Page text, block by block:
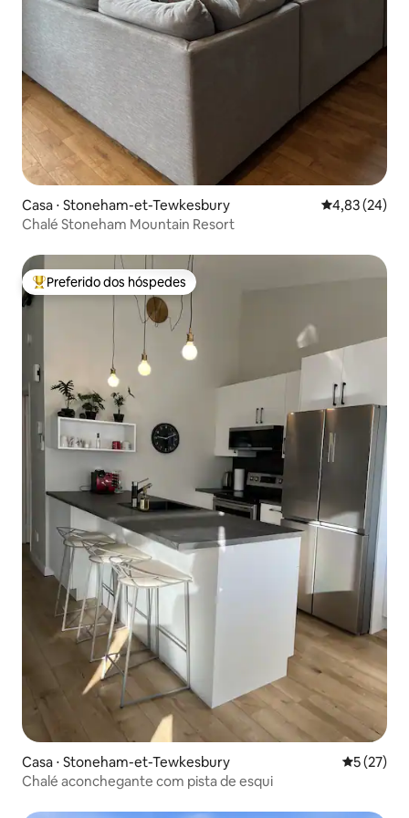
Casa ⋅ Stoneham-et-Tewkesbury 4,83 de uma
4,83 (24)
Chalé Stoneham Mountain Resort
Entre os melhores preferidos dos hóspedes
Preferido dos hóspedes
Casa ⋅ Stoneham-et-Tewkesbury 5 de uma
5 (27)
Chalé aconchegante com pista de esqui